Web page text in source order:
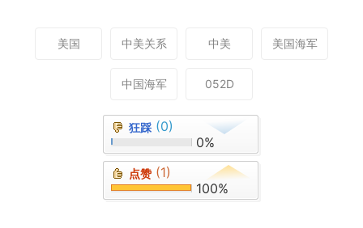
美国 中美关系 中美 美国海军
中国海军 052D
狂踩 (0)
0%
点赞 (1)
100%